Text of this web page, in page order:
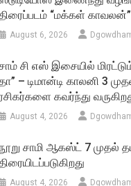
“மக்கள் காவலன்”
August 6, 2026
சி எஸ் இசையில்
– டிமான்டி காலனி 3
கவர்ந்து
August 4, 2026
நூறு சாமி ஆகஸ்ட் 7 முதல்
August 4, 2026